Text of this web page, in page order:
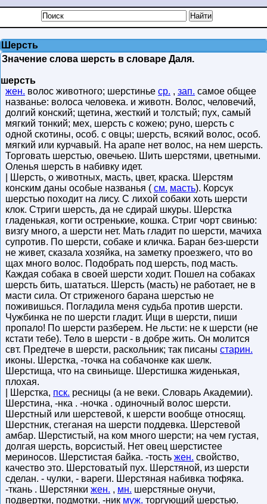
Шерсть
Значение слова шерсть в словаре Даля.
шерсть
жен. волос животного; шерстинье ср. , зап. самое общее
названье: волоса человека. и животн. Волос, человечий,
долгий конский; щетина, жесткий и толстый; пух, самый
мягкий тонкий; мех, шерсть с кожею; руно, шерсть с
одной скотины, особ. с овцы; шерсть, всякий волос, особ.
мягкий или курчавый. На арапе нет волос, на нем шерсть.
Торговать шерстью, овечьею. Шить шерстями, цветными.
Оленья шерсть в набивку идет.
| Шерсть, о животных, масть, цвет, краска. Шерстям
конским даны особые названья ( см. масть). Корсук
шерстью походит на лису. С лихой собаки хоть шерсти
клок. Стриги шерсть, да не сдирай шкуры. Шерстка
гладенькая, когти остренькие, кошка. Стриг чорт свинью:
визгу много, а шерсти нет. Мать гладит по шерсти, мачиха
супротив. По шерсти, собаке и кличка. Баран без-шерсти
не живет, сказала хозяйка, на заметку проезжего, что во
щах много волос. Подобрать под шерсть, под масть.
Каждая собака в своей шерсти ходит. Пошел на собаках
шерсть бить, шататься. Шерсть (масть) не работает, не в
масти сила. От стриженого барана шерстью не
поживишься. Погладила меня судьба против шерсти.
Чужбинка не по шерсти гладит. Ищи в шерсти, пиши
пропало! По шерсти разберем. Не льсти: не к шерсти (не
кстати тебе). Тело в шерсти - в добре жить. Он молится
свт. Предтече в шерсти, раскольник; так писаны старин.
иконы. Шерстка, -точка на собачонке как шелк.
Шерстища, что на свиньище. Шерстишка жиденькая,
плохая.
| Шерстка, пск. ресницы (а не веки. Словарь Академии).
Шерстина, -нка . -ночка . одиночный волос шерсти.
Шерстный или шерстевой, к шерсти вообще относящ.
Шерстник, стеганая на шерсти поддевка. Шерстевой
амбар. Шерстистый, на ком много шерсти; на чем густая,
долгая шерсть, ворсистый. Нет овец шерстистее
мериносов. Шерстистая байка. -тость жен. свойство,
качество это. Шерстоватый пух. Шерстяной, из шерсти
сделан. - чулки, - вареги. Шерстяная набивка тюфяка.
-ткань . Шерстянки жен. , мн. шерстяные онучи,
подвертки, подмотки. -ник муж. торгующий шерстью.